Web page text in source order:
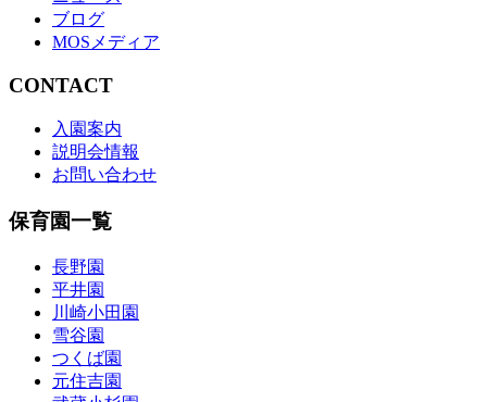
ブログ
MOSメディア
CONTACT
入園案内
説明会情報
お問い合わせ
保育園一覧
長野園
平井園
川崎小田園
雪谷園
つくば園
元住吉園